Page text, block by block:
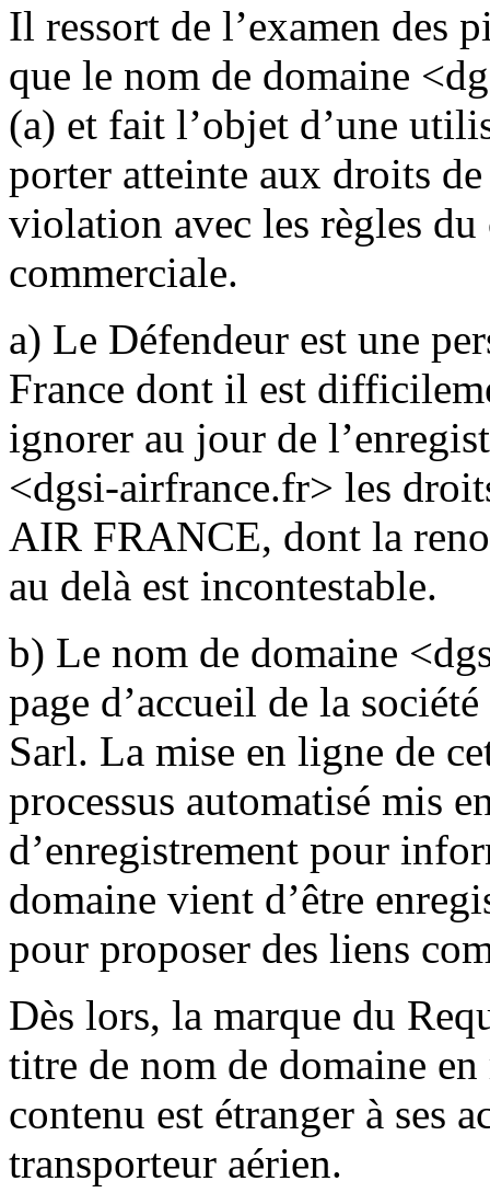
Il ressort de l’examen des
que le nom de domaine
(a) et fait l’objet d’une
porter atteinte aux droits
violation avec les règles
commerciale.
a) Le Défendeur est une
France dont il est
ignorer au jour de
<dgsi-airfrance.fr> les
AIR FRANCE, dont la
au delà est incontestable.
b) Le nom de domaine
page d’accueil de la
Sarl. La mise en ligne de
processus automatisé mis
d’enregistrement pour
domaine vient d’être
pour proposer des liens
Dès lors, la marque du
titre de nom de domaine
contenu est étranger à ses
transporteur aérien.